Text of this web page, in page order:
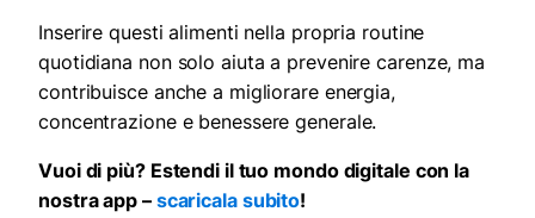
Inserire questi alimenti nella propria routine
quotidiana non solo aiuta a prevenire carenze, ma
contribuisce anche a migliorare energia,
concentrazione e benessere generale.
Vuoi di più? Estendi il tuo mondo digitale con la
nostra app – scaricala subito!